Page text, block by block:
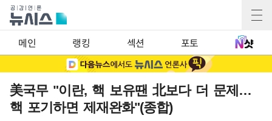
메인 랭킹 섹션 포토
美국무 "이란, 핵 보유땐 北보다 더 문제…
핵 포기하면 제재완화"(종합)